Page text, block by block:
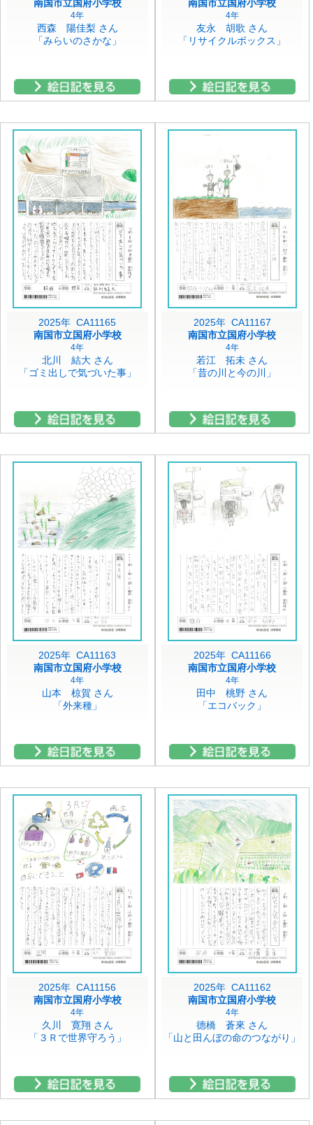
南国市立国府小学校
4年
西森 陽佳梨 さん
「みらいのさかな」
南国市立国府小学校
4年
友永 胡歌 さん
「リサイクルボックス」
2025年 CA11165
南国市立国府小学校
4年
北川 結大 さん
「ゴミ出しで気づいた事」
2025年 CA11167
南国市立国府小学校
4年
若江 拓未 さん
「昔の川と今の川」
2025年 CA11163
南国市立国府小学校
4年
山本 椋賀 さん
「外来種」
2025年 CA11166
南国市立国府小学校
4年
田中 桃野 さん
「エコバック」
2025年 CA11156
南国市立国府小学校
4年
久川 寛翔 さん
「３Ｒで世界守ろう」
2025年 CA11162
南国市立国府小学校
4年
德橋 蒼來 さん
「山と田んぼの命のつながり」